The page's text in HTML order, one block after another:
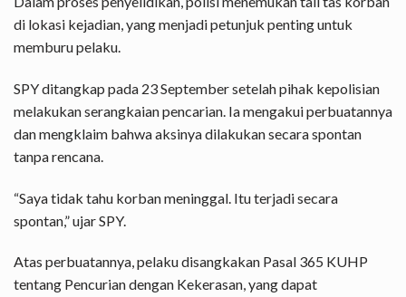
di lokasi kejadian, yang menjadi petunjuk penting untuk
memburu pelaku.
SPY ditangkap pada 23 September setelah pihak kepolisian
melakukan serangkaian pencarian. Ia mengakui perbuatannya
dan mengklaim bahwa aksinya dilakukan secara spontan
tanpa rencana.
“Saya tidak tahu korban meninggal. Itu terjadi secara
spontan,” ujar SPY.
Atas perbuatannya, pelaku disangkakan Pasal 365 KUHP
tentang Pencurian dengan Kekerasan, yang dapat